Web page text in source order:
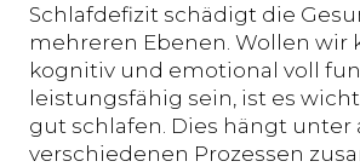
Schlafdefizit schädigt die
mehreren Ebenen. Wollen wir
kognitiv und emotional voll
leistungsfähig sein, ist es
gut schlafen. Dies hängt
verschiedenen Prozessen